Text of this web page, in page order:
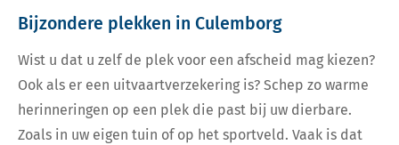
Bijzondere plekken in Culemborg
Wist u dat u zelf de plek voor een afscheid mag kiezen?
Ook als er een uitvaartverzekering is? Schep zo warme
herinneringen op een plek die past bij uw dierbare.
Zoals in uw eigen tuin of op het sportveld. Vaak is dat